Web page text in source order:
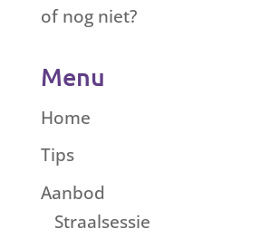
of nog niet?
Menu
Home
Tips
Aanbod
Straalsessie